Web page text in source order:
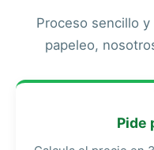
Proceso sencillo
papeleo,
Pide